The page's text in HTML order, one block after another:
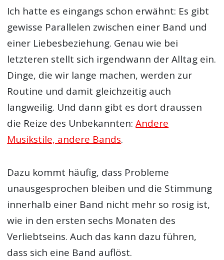
Ich hatte es eingangs schon erwähnt: Es gibt
gewisse Parallelen zwischen einer Band und
einer Liebesbeziehung. Genau wie bei
letzteren stellt sich irgendwann der Alltag ein.
Dinge, die wir lange machen, werden zur
Routine und damit gleichzeitig auch
langweilig. Und dann gibt es dort draussen
die Reize des Unbekannten:Andere
Musikstile, andere Bands.
Dazu kommt häufig, dass Probleme
unausgesprochen bleiben und die Stimmung
innerhalb einer Band nicht mehr so rosig ist,
wie in den ersten sechs Monaten des
Verliebtseins. Auch das kann dazu führen,
dass sich eine Band auflöst.